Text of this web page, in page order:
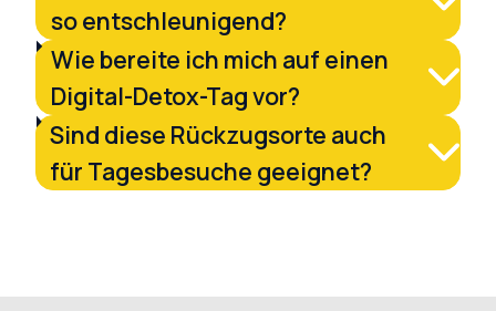
so entschleunigend?
Wie bereite ich mich auf einen
Digital-Detox-Tag vor?
Sind diese Rückzugsorte auch
für Tagesbesuche geeignet?